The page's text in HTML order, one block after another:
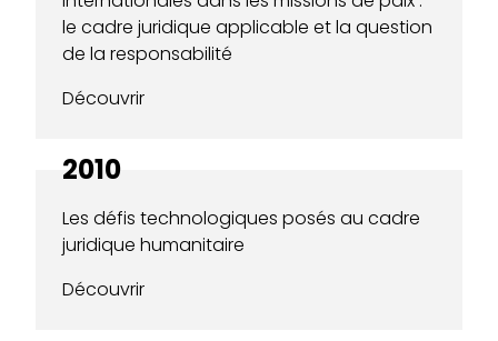
le cadre juridique applicable et la question
de la responsabilité
Découvrir
2010
Les défis technologiques posés au cadre
juridique humanitaire
Découvrir